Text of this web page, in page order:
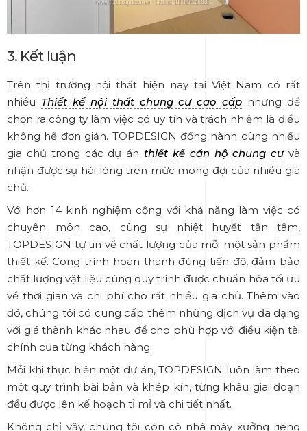
3. Kết luận
Trên thị trường nội thất hiện nay tại Việt Nam có rất
nhiều Thiết kế nội thất chung cư cao cấp nhưng để
chọn ra công ty làm việc có uy tín và trách nhiệm là điều
không hề đơn giản. TOPDESIGN đồng hành cùng nhiều
gia chủ trong các dự án thiết kế căn hộ chung cưvà
nhận được sự hài lòng trên mức mong đợi của nhiều gia
chủ.
Với hơn 14 kinh nghiệm cộng với khả năng làm việc có
chuyên môn cao, cùng sự nhiệt huyết tận tâm,
TOPDESIGN tự tin về chất lượng của mỗi một sản phẩm
thiết kế. Công trình hoàn thành đúng tiến độ, đảm bảo
chất lượng vật liệu cùng quy trình được chuẩn hóa tối ưu
về thời gian và chi phí cho rất nhiều gia chủ. Thêm vào
đó, chúng tôi có cung cấp thêm những dịch vụ đa dạng
với giá thành khác nhau để cho phù hợp với điều kiện tài
chính của từng khách hàng.
Mỗi khi thực hiện một dự án, TOPDESIGN luôn làm theo
một quy trình bài bản và khép kín, từng khâu giai đoạn
đều được lên kế hoạch tỉ mỉ và chi tiết nhất.
Không chỉ vậy, chúng tôi còn có nhà máy xưởng riêng